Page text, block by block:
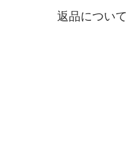
返品について